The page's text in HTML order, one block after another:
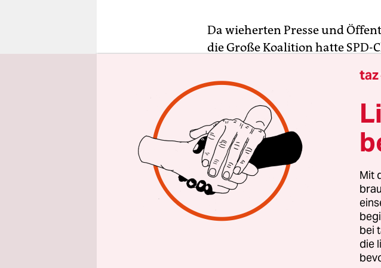
Da wieherten Presse und
die Große Koalition hatte SPD-
Reichstag geladen. Der
um das beliebteste vierbeinige
zahlreichen Metaphern mit
zuvörderst Scheuklappen
Interessierte dienen – und das
Nahles und grinst wie ein
an Bedeutung eingebüßt
täglich das Pferd, und zwar
Neben Nahles bilden Alois
Pascal Kober (FDP) den Kreis,
taz
Mit
bei
die